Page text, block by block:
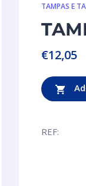
TAMPAS E
€12,05
REF: